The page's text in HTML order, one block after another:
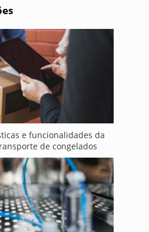
e funcionalidades da
de congelados